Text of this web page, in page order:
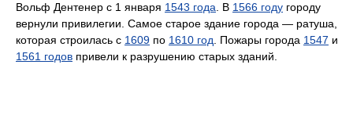
Вольф Дентенер с 1 января 1543 года . В 1566 году городу
вернули привилегии. Самое старое здание города — ратуша,
которая строилась с 1609 по 1610 год . Пожары города 1547 и
1561 годов привели к разрушению старых зданий.